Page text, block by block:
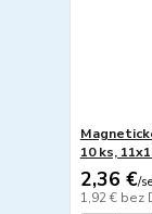
10 ks,
2,36 €/
1,92 € bez